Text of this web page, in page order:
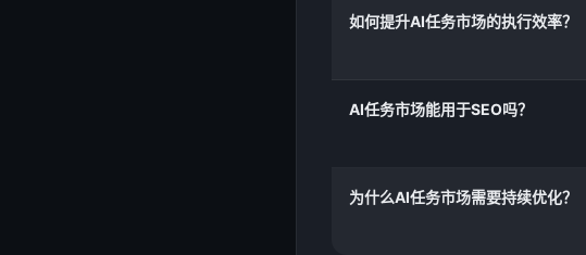
如何提升AI任务市场的执行效率？
AI任务市场能用于SEO吗？
为什么AI任务市场需要持续优化？